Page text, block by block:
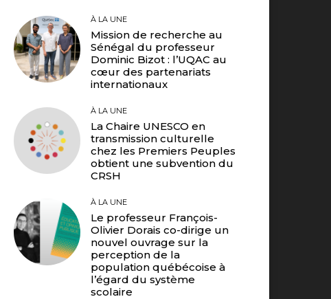
À LA UNE
Mission de recherche au
Sénégal du professeur
Dominic Bizot : l’UQAC au
cœur des partenariats
internationaux
À LA UNE
La Chaire UNESCO en
transmission culturelle
chez les Premiers Peuples
obtient une subvention du
CRSH
À LA UNE
Le professeur François-
Olivier Dorais co-dirige un
nouvel ouvrage sur la
perception de la
population québécoise à
l’égard du système
scolaire